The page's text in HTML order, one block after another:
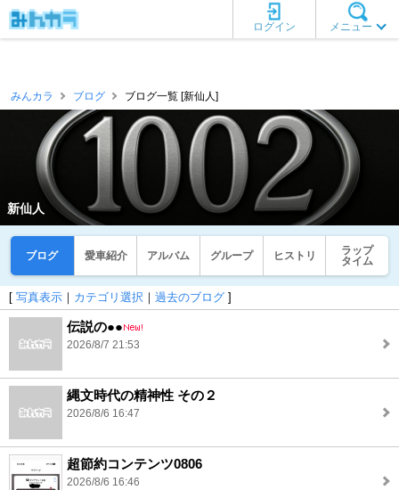
メニュー
ログイン
みんカラ ブログ ブログ一覧 [新仙人]
新仙人
ブログ 愛車紹介 アルバム グループ ヒストリ
ラップ
タイム
[ 写真表示 ｜ カテゴリ選択 ｜ 過去のブログ ]
伝説の●●
2026/8/7 21:53
縄文時代の精神性 その２
2026/8/6 16:47
超節約コンテンツ0806
2026/8/6 16:46